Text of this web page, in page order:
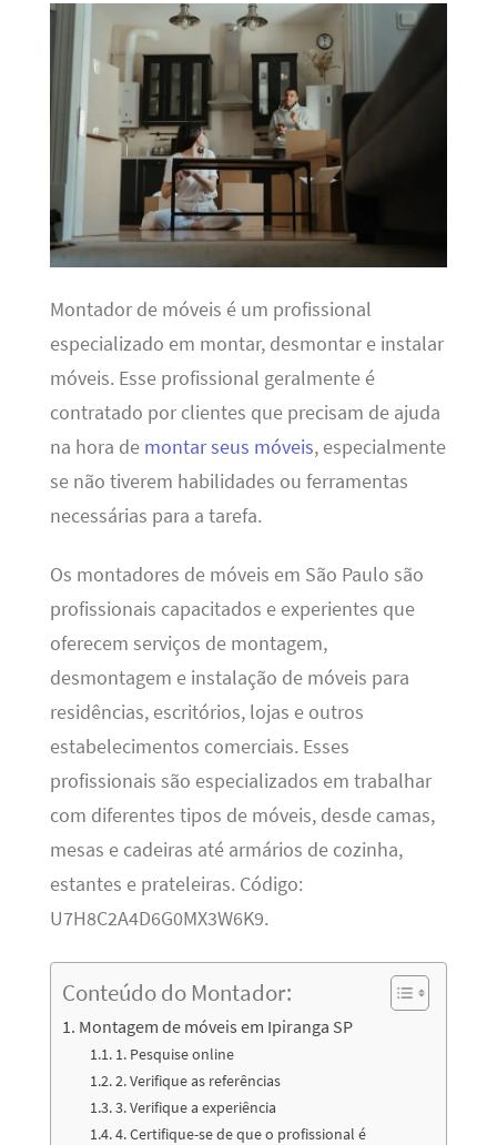
Montador de móveis é um profissional
especializado em montar, desmontar e instalar
móveis. Esse profissional geralmente é
contratado por clientes que precisam de ajuda
na hora de montar seus móveis, especialmente
se não tiverem habilidades ou ferramentas
necessárias para a tarefa.
Os montadores de móveis em São Paulo são
profissionais capacitados e experientes que
oferecem serviços de montagem,
desmontagem e instalação de móveis para
residências, escritórios, lojas e outros
estabelecimentos comerciais. Esses
profissionais são especializados em trabalhar
com diferentes tipos de móveis, desde camas,
mesas e cadeiras até armários de cozinha,
estantes e prateleiras. Código:
U7H8C2A4D6G0MX3W6K9.
Conteúdo do Montador:
Montagem de móveis em Ipiranga SP
1. Pesquise online
2. Verifique as referências
3. Verifique a experiência
4. Certifique-se de que o profissional é